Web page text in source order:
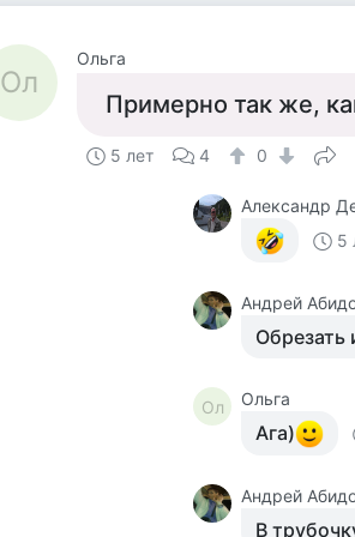
Ол
Ольга
Примерно так же,
5 лет 4 0
Александр
5
Андрей
Обрезать
Ол Ольга
Ага)
Андрей
В